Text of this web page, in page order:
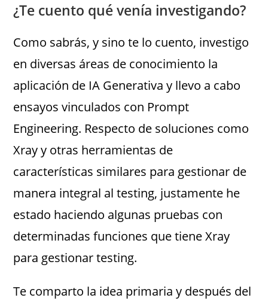
¿Te cuento qué venía investigando?
Como sabrás, y sino te lo cuento, investigo
en diversas áreas de conocimiento la
aplicación de IA Generativa y llevo a cabo
ensayos vinculados con Prompt
Engineering. Respecto de soluciones como
Xray y otras herramientas de
características similares para gestionar de
manera integral al testing, justamente he
estado haciendo algunas pruebas con
determinadas funciones que tiene Xray
para gestionar testing.
Te comparto la idea primaria y después del